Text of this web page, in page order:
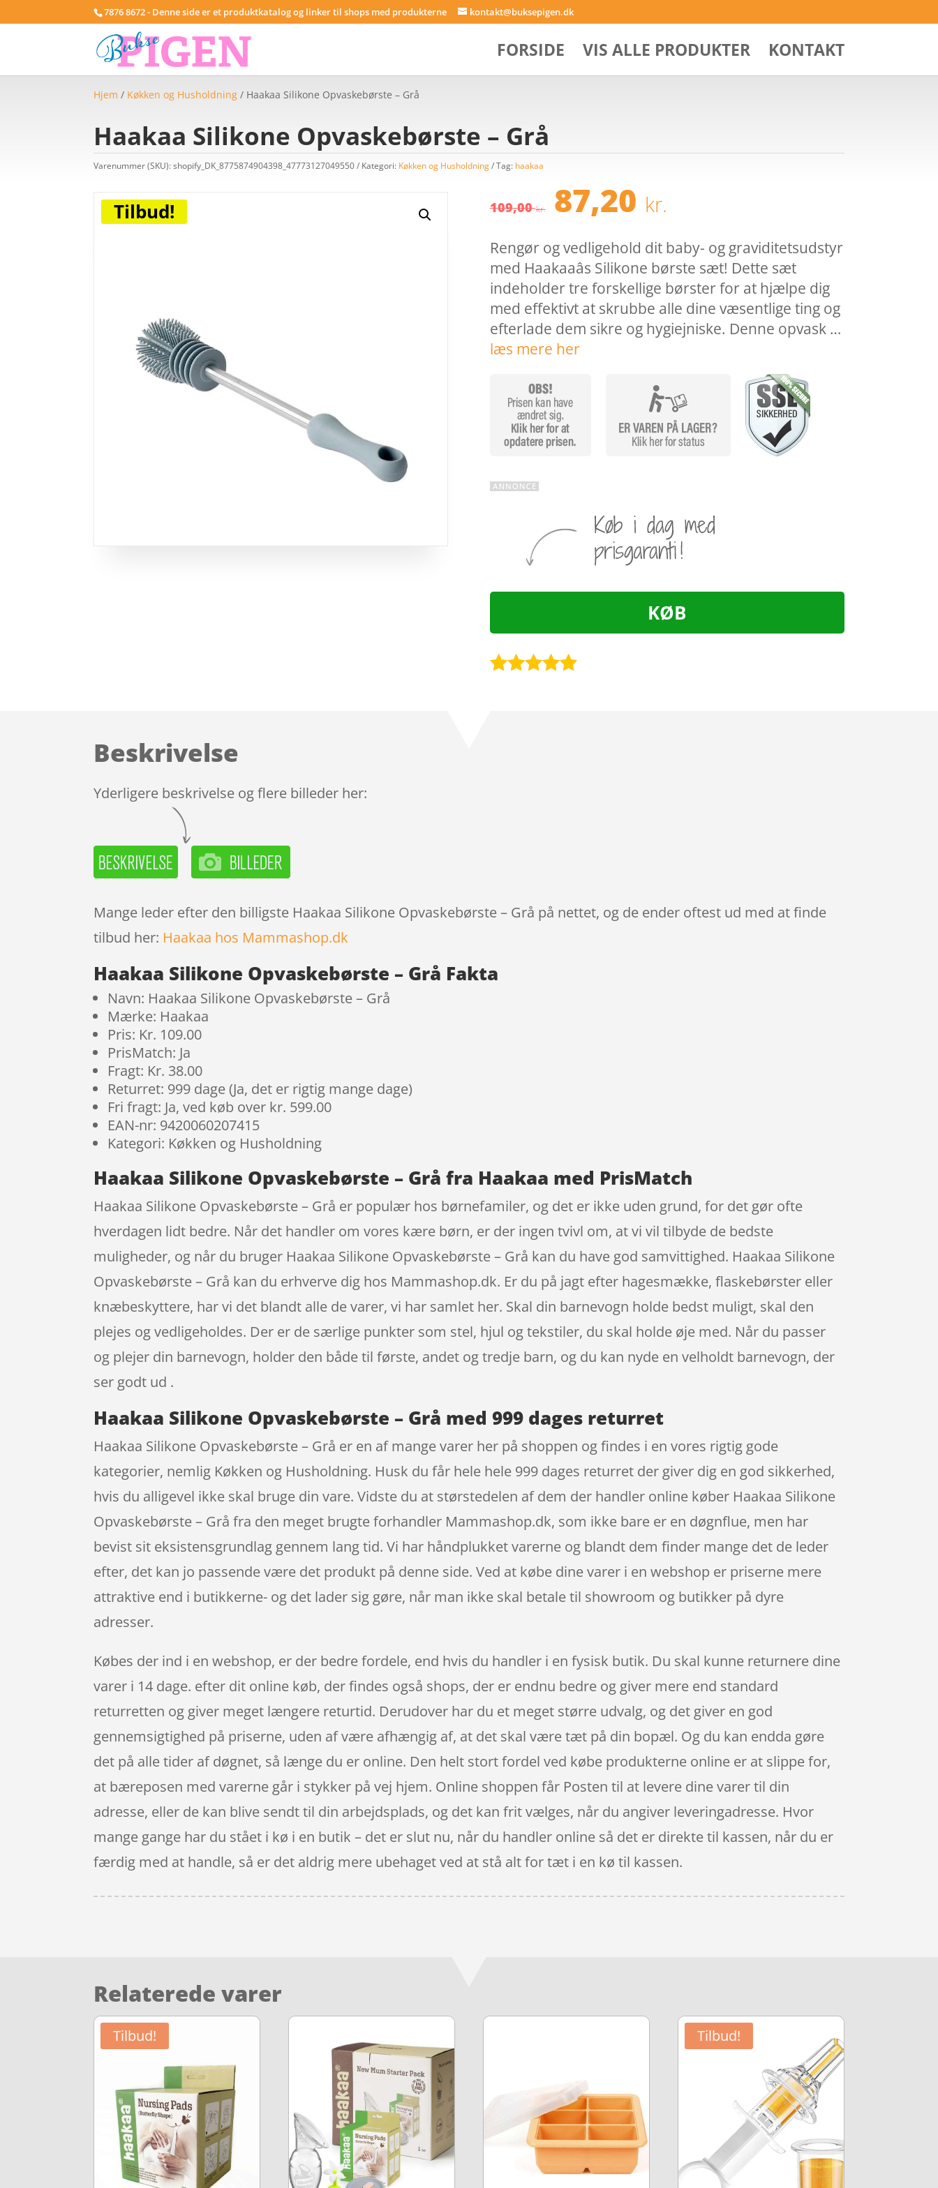
7876 8672 - Denne side er et produktkatalog og linker til shops med produkterne kontakt@buksepigen.dk
FORSIDE VIS ALLE PRODUKTER KONTAKT
Hjem / Køkken og Husholdning / Haakaa Silikone Opvaskebørste – Grå
Haakaa Silikone Opvaskebørste – Grå
Varenummer (SKU):shopify_DK_8775874904398_47773127049550 Kategori: Køkken og Husholdning Tag: haakaa
Tilbud! 109,00kr. Den
oprindelige
pris
var:
109,00 kr..
87,20 kr.
pris
er:
87,20 kr..
Rengør og vedligehold dit baby- og graviditetsudstyr
med Haakaaâs Silikone børste sæt! Dette sæt
indeholder tre forskellige børster for at hjælpe dig
med effektivt at skrubbe alle dine væsentlige ting og
efterlade dem sikre og hygiejniske. Denne opvask …
læs mere her
KØB
Beskrivelse
Yderligere beskrivelse og flere billeder her:
Mange leder efter den billigste Haakaa Silikone Opvaskebørste – Grå på nettet, og de ender oftest ud med at finde
tilbud her: Haakaa hos Mammashop.dk
Haakaa Silikone Opvaskebørste – Grå Fakta
Navn: Haakaa Silikone Opvaskebørste – Grå
Mærke: Haakaa
Pris: Kr. 109.00
PrisMatch: Ja
Fragt: Kr. 38.00
Returret: 999 dage (Ja, det er rigtig mange dage)
Fri fragt: Ja, ved køb over kr. 599.00
EAN-nr: 9420060207415
Kategori: Køkken og Husholdning
Haakaa Silikone Opvaskebørste – Grå fra Haakaa med PrisMatch
Haakaa Silikone Opvaskebørste – Grå er populær hos børnefamiler, og det er ikke uden grund, for det gør ofte
hverdagen lidt bedre. Når det handler om vores kære børn, er der ingen tvivl om, at vi vil tilbyde de bedste
muligheder, og når du bruger Haakaa Silikone Opvaskebørste – Grå kan du have god samvittighed. Haakaa Silikone
Opvaskebørste – Grå kan du erhverve dig hos Mammashop.dk. Er du på jagt efter hagesmække, flaskebørster eller
knæbeskyttere, har vi det blandt alle de varer, vi har samlet her. Skal din barnevogn holde bedst muligt, skal den
plejes og vedligeholdes. Der er de særlige punkter som stel, hjul og tekstiler, du skal holde øje med. Når du passer
og plejer din barnevogn, holder den både til første, andet og tredje barn, og du kan nyde en velholdt barnevogn, der
ser godt ud .
Haakaa Silikone Opvaskebørste – Grå med 999 dages returret
Haakaa Silikone Opvaskebørste – Grå er en af mange varer her på shoppen og findes i en vores rigtig gode
kategorier, nemlig Køkken og Husholdning. Husk du får hele hele 999 dages returret der giver dig en god sikkerhed,
hvis du alligevel ikke skal bruge din vare. Vidste du at størstedelen af dem der handler online køber Haakaa Silikone
Opvaskebørste – Grå fra den meget brugte forhandler Mammashop.dk, som ikke bare er en døgnflue, men har
bevist sit eksistensgrundlag gennem lang tid. Vi har håndplukket varerne og blandt dem finder mange det de leder
efter, det kan jo passende være det produkt på denne side. Ved at købe dine varer i en webshop er priserne mere
attraktive end i butikkerne- og det lader sig gøre, når man ikke skal betale til showroom og butikker på dyre
adresser.
Købes der ind i en webshop, er der bedre fordele, end hvis du handler i en fysisk butik. Du skal kunne returnere dine
varer i 14 dage. efter dit online køb, der findes også shops, der er endnu bedre og giver mere end standard
returretten og giver meget længere returtid. Derudover har du et meget større udvalg, og det giver en god
gennemsigtighed på priserne, uden af være afhængig af, at det skal være tæt på din bopæl. Og du kan endda gøre
det på alle tider af døgnet, så længe du er online. Den helt stort fordel ved købe produkterne online er at slippe for,
at bæreposen med varerne går i stykker på vej hjem. Online shoppen får Posten til at levere dine varer til din
adresse, eller de kan blive sendt til din arbejdsplads, og det kan frit vælges, når du angiver leveringadresse. Hvor
mange gange har du stået i kø i en butik – det er slut nu, når du handler online så det er direkte til kassen, når du er
færdig med at handle, så er det aldrig mere ubehaget ved at stå alt for tæt i en kø til kassen.
Relaterede varer
Tilbud! Tilbud!